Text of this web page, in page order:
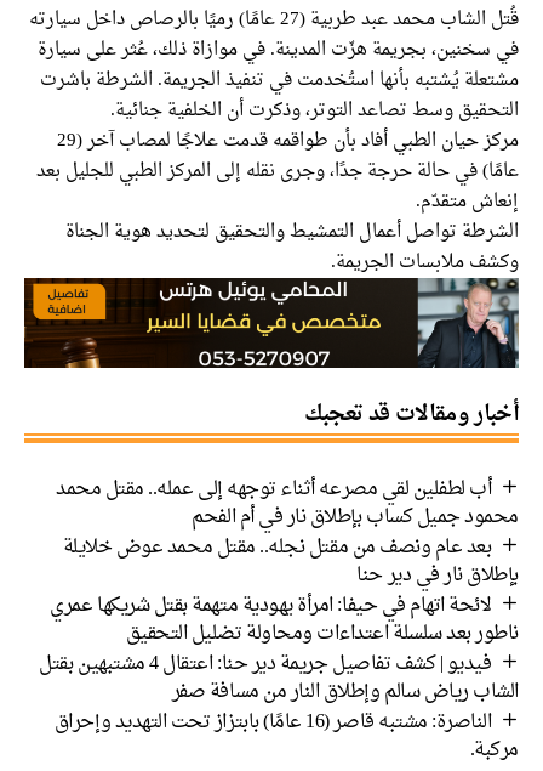
قُتل الشاب محمد عبد طربية (27 عامًا) رميًا بالرصاص داخل سيارته
في سخنين، بجريمة هزّت المدينة. في موازاة ذلك، عُثر على سيارة
مشتعلة يُشتبه بأنها استُخدمت في تنفيذ الجريمة. الشرطة باشرت
التحقيق وسط تصاعد التوتر، وذكرت أن الخلفية جنائية.
مركز حيان الطبي أفاد بأن طواقمه قدمت علاجًا لمصاب آخر (29
عامًا) في حالة حرجة جدًا، وجرى نقله إلى المركز الطبي للجليل بعد
إنعاش متقدّم.
الشرطة تواصل أعمال التمشيط والتحقيق لتحديد هوية الجناة
وكشف ملابسات الجريمة.
أخبار ومقالات قد تعجبك
أب لطفلين لقي مصرعه أثناء توجهه إلى عمله.. مقتل محمد
محمود جميل كساب بإطلاق نار في أم الفحم
بعد عام ونصف من مقتل نجله.. مقتل محمد عوض خلايلة
بإطلاق نار في دير حنا
لائحة اتهام في حيفا: امرأة يهودية متهمة بقتل شريكها عمري
ناطور بعد سلسلة اعتداءات ومحاولة تضليل التحقيق
فيديو | كشف تفاصيل جريمة دير حنا: اعتقال 4 مشتبهين بقتل
الشاب رياض سالم وإطلاق النار من مسافة صفر
الناصرة: مشتبه قاصر (16 عامًا) بابتزاز تحت التهديد وإحراق
مركبة.